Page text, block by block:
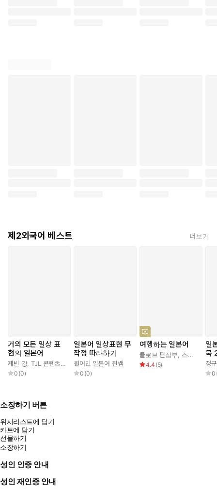
제2외국어 베스트 더보기
거의 모든 일상 표
현의 일본어
케빈 강,TJL 콘텐츠 연구소
0 (0)
일본어 일상표현 무
작정 따라하기
원어민 일본어 진쌤
0 (0)
여행하는 일본어
클로브 편집부, 스미레
4.4 (5)
일
북
정
0
소장하기 버튼
위시리스트에 담기
카트에 담기
선물하기
소장하기
성인 인증 안내
성인 재인증 안내